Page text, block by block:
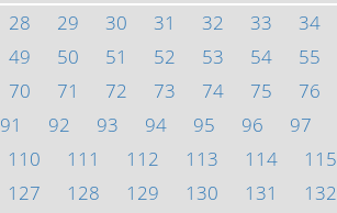
28 29 30 31 32 33 34
49 50 51 52 53 54 55
70 71 72 73 74 75 76
91 92 93 94 95 96 97
110 111 112 113 114 115
127 128 129 130 131 132